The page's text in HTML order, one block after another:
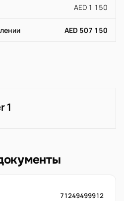
AED 1 150
AED 507 150
1
71249499912